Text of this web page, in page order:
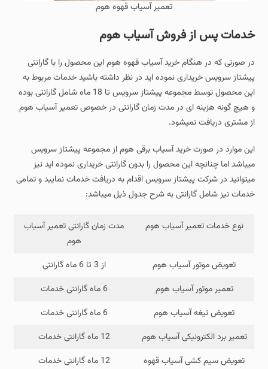
تعمیر آسیاب قهوه هوم
خدمات پس از فروش آسیاب هوم
در صورتی که در هنگام خرید آسیاب قهوه هوم این محصول را با گارانتی
پیشتاز سرویس خریداری نموده اید در نظر داشته باشید خدمات مربوط به
این محصول توسط مجموعه پیشتاز سرویس تا 18 ماه شامل گارانتی بوده
و هیچ گونه هزینه ای در مدت زمان گارانتی در خصوص تعمیر آسیاب هوم
از مشتری دریافت نمیشود.
این موارد در صورت خرید آسیاب برقی هوم از مجموعه پیشتاز سرویس
میباشد اما چنانچه این محصول را بدون گارانتی خریداری نموده اید نیز
میتوانید در شرکت پیشتاز سرویس اقدام به دریافت خدمات نمایید و تمامی
خدمات نیز شامل گارانتی به شرح جدول ذیل میباشد:
نوع خدمات تعمیر آسیاب هوم
مدت زمان گارانتی تعمیر آسیاب
هوم
تعویض موتور آسیاب هوم
از 3 تا 6 ماه گارانتی
تعمیر موتور آسیاب هوم
6 ماه گارانتی خدمات
تعویض تیغه آسیاب هوم
6 ماه گارانتی خدمات
تعمیر برد الکترونیکی آسیاب هوم
12 ماه گارانتی خدمات
تعویض سیم کشی آسیاب قهوه
12 ماه گارانتی خدمات